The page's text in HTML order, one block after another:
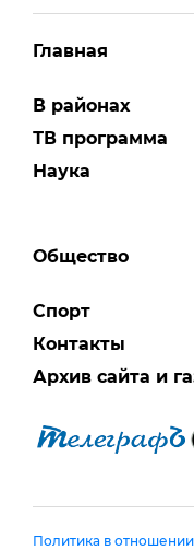
Главная
В районах
ТВ программа
Наука
Общество
Спорт
Контакты
Архив сайта и
Политика в